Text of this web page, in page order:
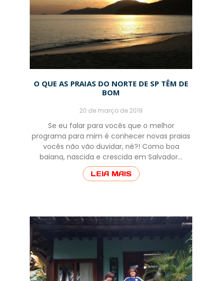
O QUE AS PRAIAS DO NORTE DE SP TÊM DE
BOM
20 de março de 2019
Se eu falar para vocês que o melhor
programa para mim é conhecer novas praias
vocês não vão duvidar, né?! Como boa
baiana, nascida e crescida em Salvador…
LEIA MAIS